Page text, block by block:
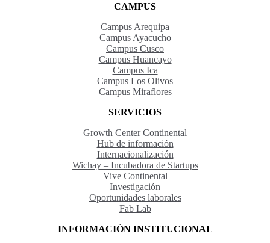
CAMPUS
Campus Arequipa
Campus Ayacucho
Campus Cusco
Campus Huancayo
Campus Ica
Campus Los Olivos
Campus Miraflores
SERVICIOS
Growth Center Continental
Hub de información
Internacionalización
Wichay – Incubadora de Startups
Vive Continental
Investigación
Oportunidades laborales
Fab Lab
INFORMACIÓN INSTITUCIONAL